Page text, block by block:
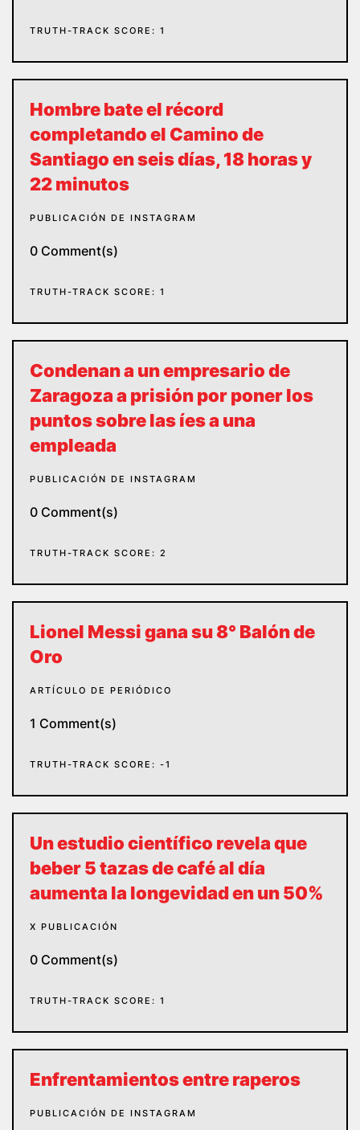
TRUTH-TRACK SCORE: 1
Hombre bate el récord
completando el Camino de
Santiago en seis días, 18 horas y
22 minutos
PUBLICACIÓN DE INSTAGRAM
0 Comment(s)
TRUTH-TRACK SCORE: 1
Condenan a un empresario de
Zaragoza a prisión por poner los
puntos sobre las íes a una
empleada
PUBLICACIÓN DE INSTAGRAM
0 Comment(s)
TRUTH-TRACK SCORE: 2
Lionel Messi gana su 8° Balón de
Oro
ARTÍCULO DE PERIÓDICO
1 Comment(s)
TRUTH-TRACK SCORE: -1
Un estudio científico revela que
beber 5 tazas de café al día
aumenta la longevidad en un 50%
X PUBLICACIÓN
0 Comment(s)
TRUTH-TRACK SCORE: 1
Enfrentamientos entre raperos
PUBLICACIÓN DE INSTAGRAM